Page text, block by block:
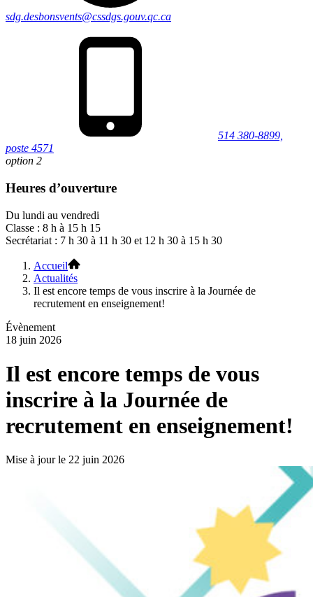
sdg.desbonsvents@cssdgs.gouv.qc.ca
514 380-8899,
poste 4571
option 2
Heures d’ouverture
Du lundi au vendredi
Classe : 8 h à 15 h 15
Secrétariat : 7 h 30 à 11 h 30 et 12 h 30 à 15 h 30
Accueil
Actualités
Il est encore temps de vous inscrire à la Journée de
recrutement en enseignement!
Évènement
18 juin 2026
Il est encore temps de vous
inscrire à la Journée de
recrutement en enseignement!
Mise à jour le 22 juin 2026